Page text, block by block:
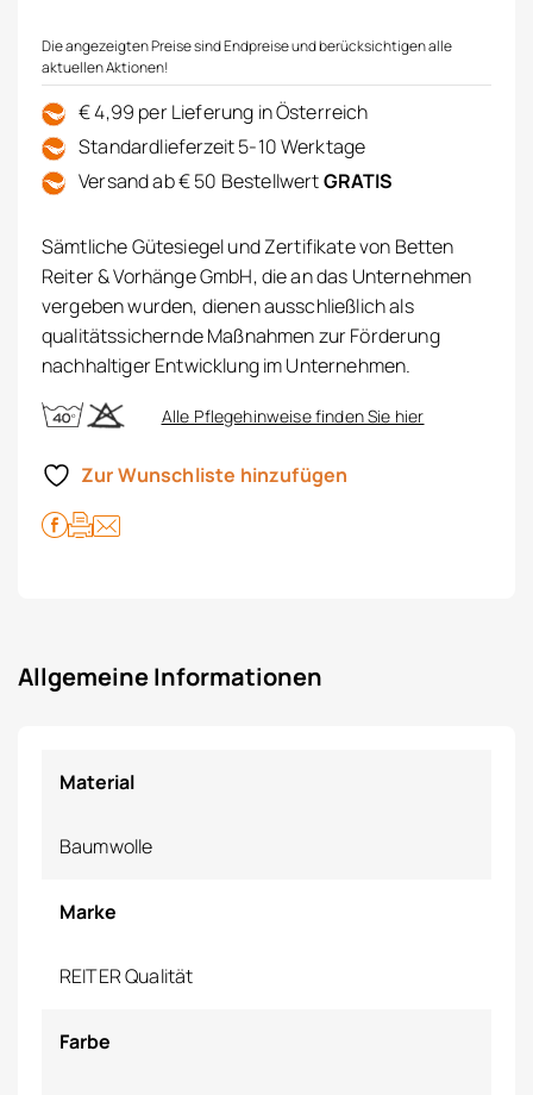
Die angezeigten Preise sind Endpreise und berücksichtigen alle
aktuellen Aktionen!
€ 4,99 per Lieferung in Österreich
Standardlieferzeit 5-10 Werktage
Versand ab € 50 BestellwertGRATIS
Sämtliche Gütesiegel und Zertifikate von Betten
Reiter & Vorhänge GmbH, die an das Unternehmen
vergeben wurden, dienen ausschließlich als
qualitätssichernde Maßnahmen zur Förderung
nachhaltiger Entwicklung im Unternehmen.
Alle Pflegehinweise finden Sie hier
Zur Wunschliste hinzufügen
Allgemeine Informationen
Material
Baumwolle
Marke
REITER Qualität
Farbe